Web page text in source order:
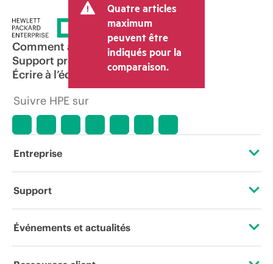
tels que la TVA ou les taxes sur la vente
et les frais d’expédition. Le prix de la
transaction déterminé par le revendeur
peut varier par rapport à d’autres
revendeurs et au prix indicatif affiché.
Les prix indicatifs peuvent inclure des
offres promotionnelles limitées dans le
temps. HPE se réserve le droit d’ajuster
les prix à tout moment pour diverses
l’arrêt d’un produit, la disponibilité
période de promotion et des erreurs
dans les publicités.
Quatre articles
maximum
peuvent être
indiqués pour la
comparaison.
Comment acheter
Support produit
Écrire à l’équipe commerciale
Suivre HPE sur
Entreprise
À propos de HPE
Support
Services d’assistance opérationnelle (OSS)
Événements et actualités
Événements